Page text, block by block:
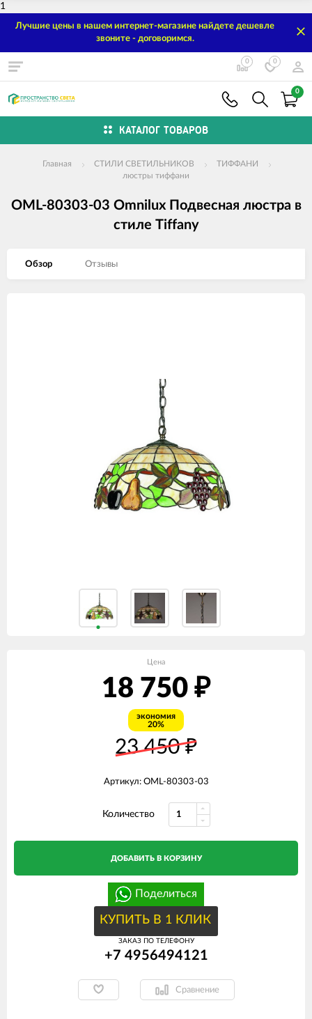
1
Лучшие цены в нашем интернет-магазине найдете дешевле
звоните - договоримся.
0 0
0
КАТАЛОГ ТОВАРОВ
Главная СТИЛИ СВЕТИЛЬНИКОВ
ТИФФАНИ
люстры тиффани
OML-80303-03 Omnilux Подвесная люстра в
стиле Tiffany
Обзор Отзывы
Цена
18 750 ₽
экономия
20%
23 450₽
Артикул: OML-80303-03
Количество
ДОБАВИТЬ В КОРЗИНУ
Поделиться
КУПИТЬ В 1 КЛИК
ЗАКАЗ ПО ТЕЛЕФОНУ
+7 4956494121
Сравнение